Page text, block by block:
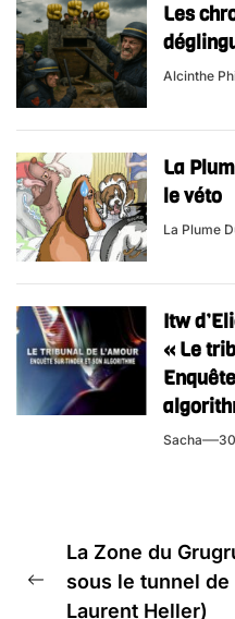
Les
Alcinthe
La
le véto
La Plume
Itw
« Le
Sacha
de
l’article
Previous
La Zone du
sous le tunnel
Laurent Heller)